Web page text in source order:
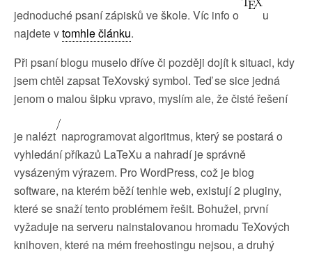
jednoduché psaní zápisků ve škole. Víc info o
u
najdete vtomhle článku.
Při psaní blogu muselo dříve či později dojít k situaci, kdy
jsem chtěl zapsat TeXovský symbol. Teď se sice jedná
jenom o malou šipku vpravo, myslím ale, že čisté řešení
je nalézt naprogramovat algoritmus, který se postará o
vyhledání příkazů LaTeXu a nahradí je správně
vysázeným výrazem. Pro WordPress, což je blog
software, na kterém běží tenhle web, existují 2 pluginy,
které se snaží tento problémem řešit. Bohužel, první
vyžaduje na serveru nainstalovanou hromadu TeXových
knihoven, které na mém freehostingu nejsou, a druhý